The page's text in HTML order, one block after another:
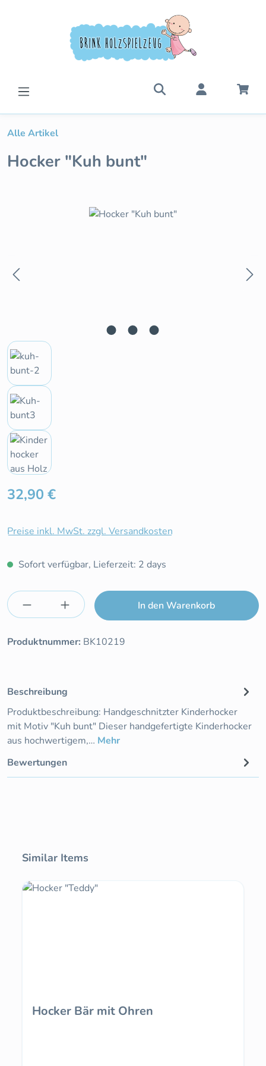
Alle Artikel
Hocker "Kuh bunt"
Bildergalerie überspringen
Regulärer Preis:
32,90 €
Preise inkl. MwSt. zzgl. Versandkosten
Sofort verfügbar, Lieferzeit: 2 days
Produkt Anzahl: Gib den gewünschten
In den Warenkorb
Produktnummer: BK10219
Beschreibung
Produktbeschreibung: Handgeschnitzter Kinderhocker
mit Motiv "Kuh bunt" Dieser handgefertigte Kinderhocker
aus hochwertigem,… Mehr
Bewertungen
Produktgalerie überspringen
Similar Items
Hocker Bär mit Ohren